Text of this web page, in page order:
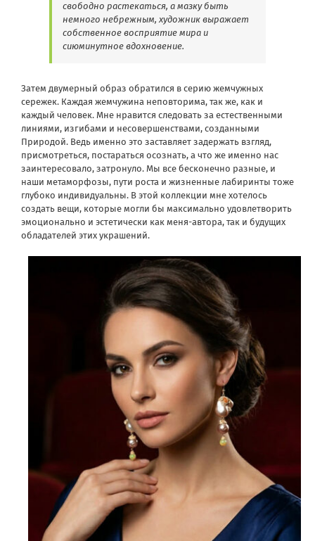
свободно растекаться, а мазку быть
немного небрежным, художник выражает
собственное восприятие мира и
сиюминутное вдохновение.
Затем двумерный образ обратился в серию жемчужных
сережек. Каждая жемчужина неповторима, так же, как и
каждый человек. Мне нравится следовать за естественными
линиями, изгибами и несовершенствами, созданными
Природой. Ведь именно это заставляет задержать взгляд,
присмотреться, постараться осознать, а что же именно нас
заинтересовало, затронуло. Мы все бесконечно разные, и
наши метаморфозы, пути роста и жизненные лабиринты тоже
глубоко индивидуальны. В этой коллекции мне хотелось
создать вещи, которые могли бы максимально удовлетворить
эмоционально и эстетически как меня-автора, так и будущих
обладателей этих украшений.